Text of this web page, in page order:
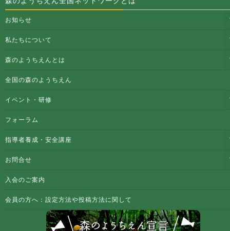
お知らせ
私たちについて
森のようちえんとは
全国の森のようちえん
イベント・研修
フォーラム
指導者養成・安全講座
お問合せ
入会のご案内
会員の方へ：設定方法や投稿方法に関して